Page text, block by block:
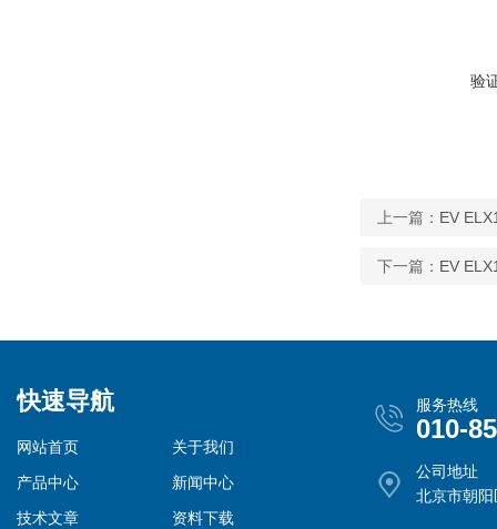
验
上一篇： EV
下一篇： EV
快速导航
网站首页
关于我们
产品中心
新闻中心
技术文章
资料下载
服务热线
010-
公司地址
北京市朝